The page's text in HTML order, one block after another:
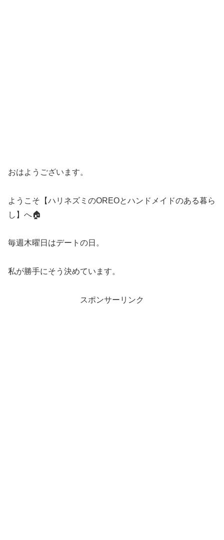
おはようございます。
ようこそ【ハリネズミのOREOとハンドメイドのある暮ら
し】へ🏠
毎週木曜日はデートの日。
私が勝手にそう決めています。
スポンサーリンク